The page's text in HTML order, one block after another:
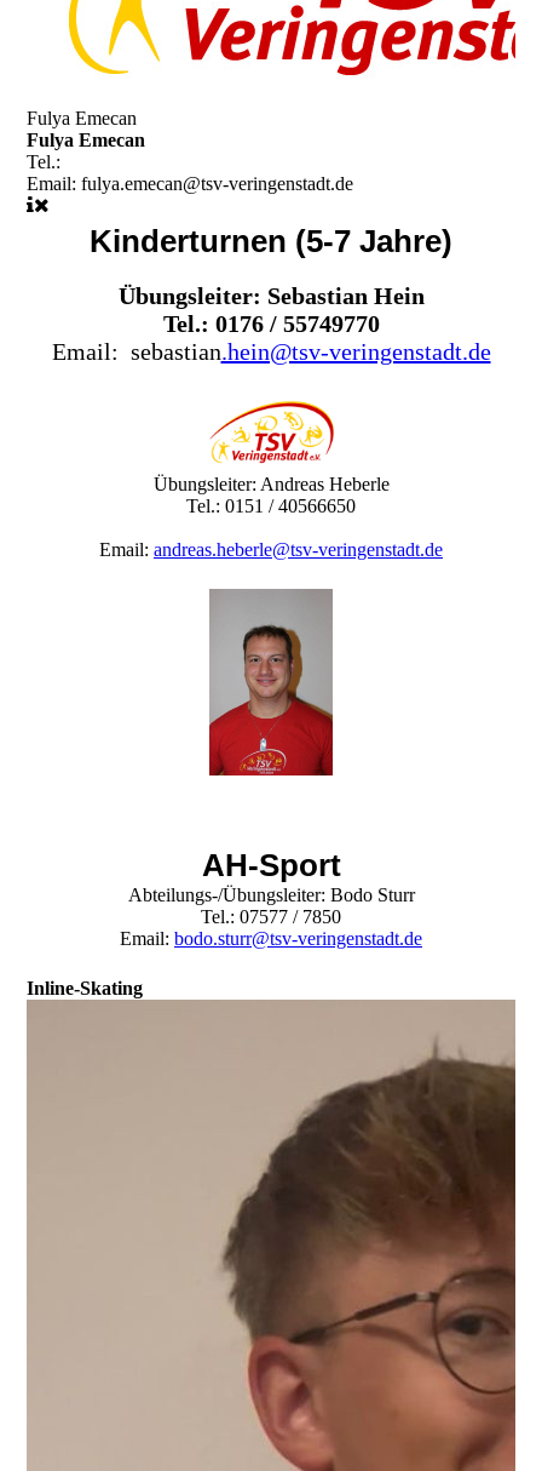
Fulya Emecan
Fulya Emecan
Tel.:
Email:fulya.emecan@tsv-veringenstadt.de
Kinderturnen (5-7 Jahre)
Übungsleiter: Sebastian Hein
Tel.: 0176 / 55749770
Email: sebastian.hein@tsv-veringenstadt.de
Übungsleiter: Andreas Heberle
Tel.: 0151 / 40566650
Email: andreas.heberle@tsv-veringenstadt.de
AH-Sport
Abteilungs-/Übungsleiter: Bodo Sturr
Tel.: 07577 / 7850
Email: bodo.sturr@tsv-veringenstadt.de
Inline-Skating